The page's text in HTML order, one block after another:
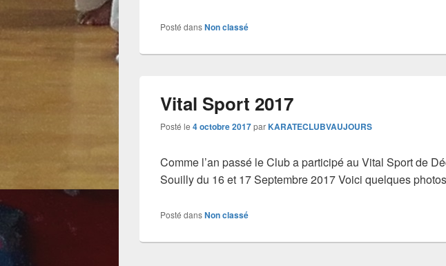
Posté dansNon classé
Vital Sport 2017
Posté le 4 octobre 2017parKARATECLUBVAUJOURS
Comme l’an passé le Club a participé au Vital Sport de
Souilly du 16 et 17 Septembre 2017 Voici quelques
Posté dansNon classé